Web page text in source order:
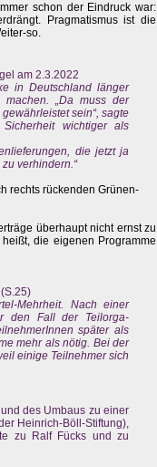
schon der Eindruck war:
Pragmatismus ist die
so.
am 2.3.2022
in Deutschland länger
„Da muss der
sein“, sagte
wichtiger als
die jetzt ja
verhindern.“
rechts rückenden Grünen-
überhaupt nicht ernst zu
die eigenen Programme
Mehrheit. Nach einer
den Fall der Teilorga-
später als
mehr als nötig. Bei der
einige Teilnehmer sich
des Umbaus zu einer
Heinrich-Böll-Stiftung),
zu Ralf Fücks und zu